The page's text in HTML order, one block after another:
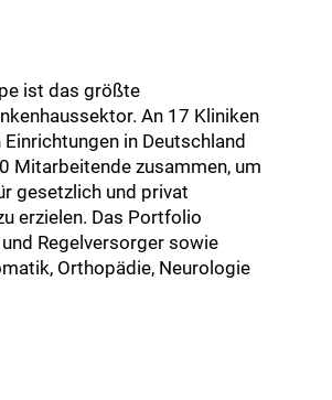
ist das größte
An 17 Kliniken
in Deutschland
Mitarbeitende zusammen, um
gesetzlich und privat
erzielen. Das Portfolio
Regelversorger sowie
Orthopädie, Neurologie